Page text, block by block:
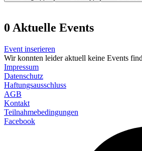
0 Aktuelle Events
Event inserieren
Wir konnten leider aktuell keine Events
Impressum
Datenschutz
Haftungsausschluss
AGB
Kontakt
Teilnahmebedingungen
Facebook